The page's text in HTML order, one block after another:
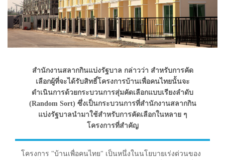
สำนักงานสลากกินแบ่งรัฐบาล กล่าวว่า สำหรับการคัด
เลือกผู้ที่จะได้รับสิทธิ์โครงการบ้านเพื่อคนไทยนั้นจะ
ดำเนินการด้วยกระบวนการสุ่มคัดเลือกแบบเรียงลำดับ
(Random Sort) ซึ่งเป็นกระบวนการที่สำนักงานสลากกิน
แบ่งรัฐบาลนำมาใช้สำหรับการคัดเลือกในหลาย ๆ
โครงการที่สำคัญ
โครงการ "บ้านเพื่อคนไทย" เป็นหนึ่งในนโยบายเร่งด่วนของ